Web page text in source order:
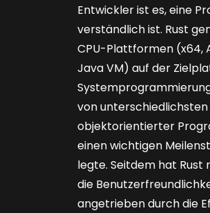
Entwickler ist es, eine
verständlich ist. Rust
CPU-Plattformen (x64,
Java VM) auf der
von
objektorientierter
einen wichtigen
legte. Seitdem hat Rust
die
angetrieben durch die